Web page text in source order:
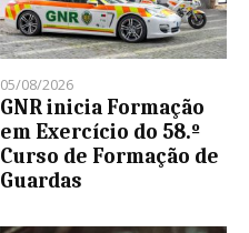
05/08/2026
GNR inicia Formação
em Exercício do 58.º
Curso de Formação de
Guardas